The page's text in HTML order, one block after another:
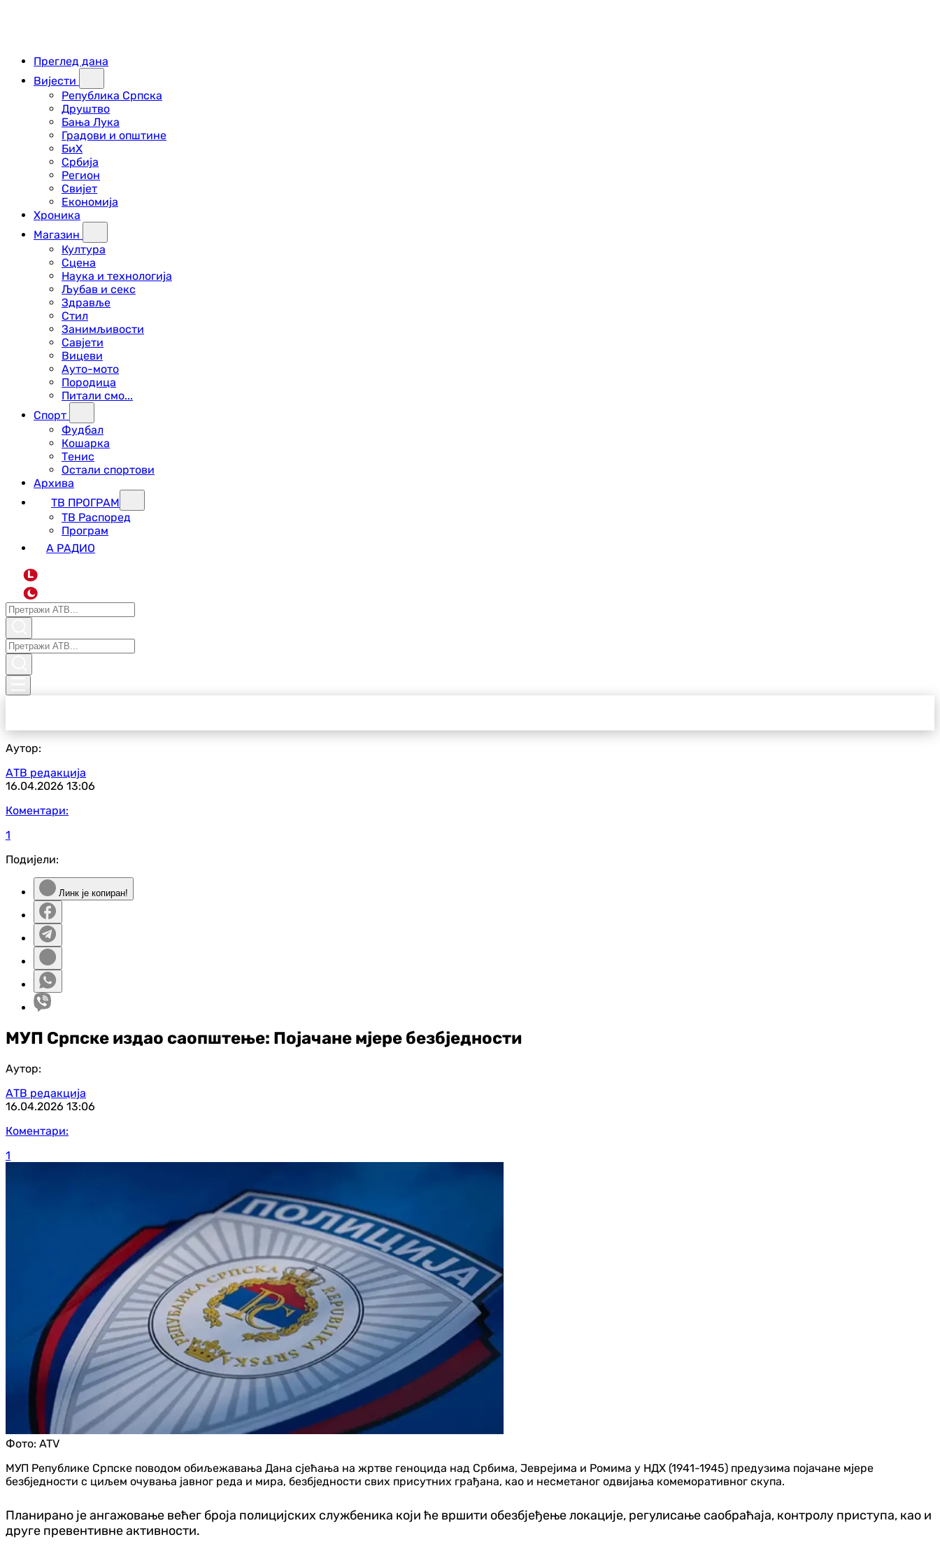
Преглед дана
Вијести
Република Српска
Друштво
Бања Лука
Градови и општине
БиХ
Србија
Регион
Свијет
Економија
Хроника
Магазин
Култура
Сцена
Наука и технологија
Љубав и секс
Здравље
Стил
Занимљивости
Савјети
Вицеви
Ауто-мото
Породица
Питали смо...
Спорт
Фудбал
Кошарка
Тенис
Остали спортови
Архива
ТВ ПРОГРАМ
ТВ Распоред
Програм
А РАДИО
L
Аутор:
АТВ редакција
16.04.2026 13:06
Коментари:
1
Подијели:
Линк је копиран!
МУП Српске издао саопштење: Појачане мјере безбједности
Аутор:
АТВ редакција
16.04.2026 13:06
Коментари:
1
Фото: ATV
МУП Републике Српске поводом обиљежавања Дана сјећања на жртве геноцида над Србима, Јеврејима и Ромима у НДХ (1941-1945) предузима појачане мјере
безбједности с циљем очувања јавног реда и мира, безбједности свих присутних грађана, као и несметаног одвијања комеморативног скупа.
Планирано је ангажовање већег броја полицијских службеника који ће вршити обезбјеђење локације, регулисање саобраћаја, контролу приступа, као и
друге превентивне активности.